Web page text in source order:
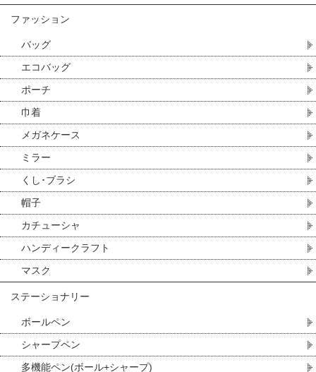
ファッション
バッグ
エコバッグ
ポーチ
巾着
メガネケース
ミラー
くし･ブラシ
帽子
カチューシャ
ハンディークラフト
マスク
ステーショナリー
ボールペン
シャープペン
多機能ペン(ボール+シャープ)